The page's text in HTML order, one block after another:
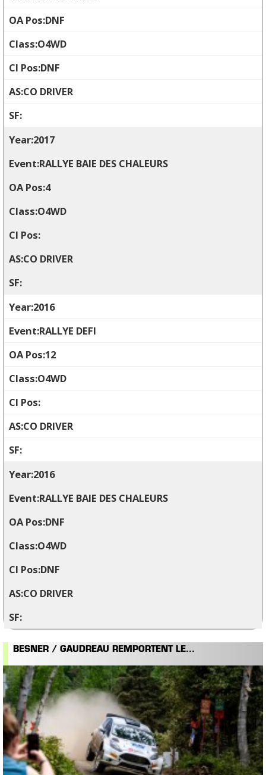
DNF
O4WD
DNF
CO DRIVER
2017
RALLYE BAIE DES CHALEURS
4
O4WD
CO DRIVER
2016
RALLYE DEFI
12
O4WD
CO DRIVER
2016
RALLYE BAIE DES CHALEURS
DNF
O4WD
DNF
CO DRIVER
BESNER / GAUDREAU REMPORTENT LE...